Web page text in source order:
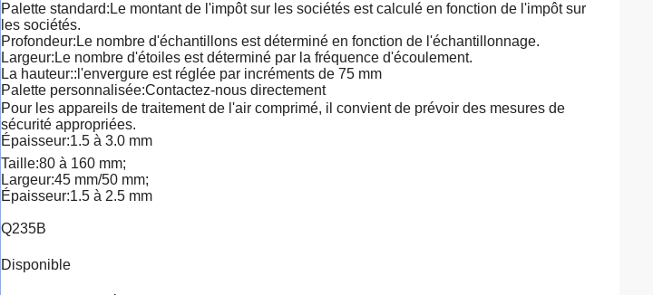
Palette standard: Le montant de l'impôt sur les sociétés est calculé en fonction de l'impôt sur
les sociétés.
Profondeur: Le nombre d'échantillons est déterminé en fonction de l'échantillonnage.
Largeur: Le nombre d'étoiles est déterminé par la fréquence d'écoulement.
La hauteur:: l'envergure est réglée par incréments de 75 mm
Palette personnalisée:Contactez-nous directement
Pour les appareils de traitement de l'air comprimé, il convient de prévoir des mesures de
sécurité appropriées.
Épaisseur:1.5 à 3.0 mm
Taille:80 à 160 mm;
Largeur:45 mm/50 mm;
Épaisseur:1.5 à 2.5 mm
Q235B
Disponible